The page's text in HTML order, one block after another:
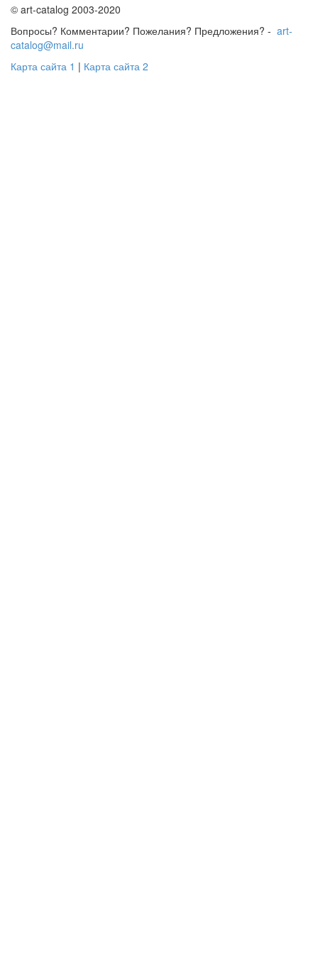
© art-catalog 2003-2020
Вопросы? Комментарии? Пожелания? Предложения? - art-
catalog@mail.ru
Карта сайта 1 | Карта сайта 2